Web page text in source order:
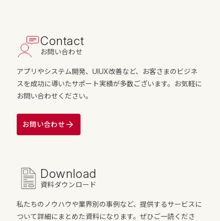
Contact
お問い合わせ
アプリやシステム開発、UIUX改善など、お客さまのビジネ
スを成功に導いたサポート実績が多数ございます。お気軽に
お問い合わせください。
お問い合わせ
Download
資料ダウンロード
私たちのノウハウや業界別の事例など、提供するサービスに
ついて詳細にまとめた資料になります。ぜひご一読くださ